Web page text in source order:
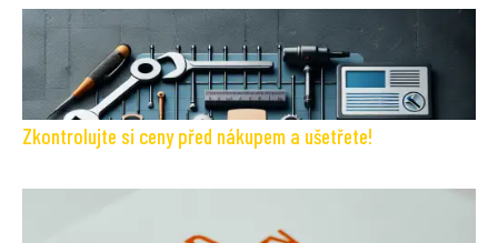
Zkontrolujte si ceny před nákupem a ušetřete!